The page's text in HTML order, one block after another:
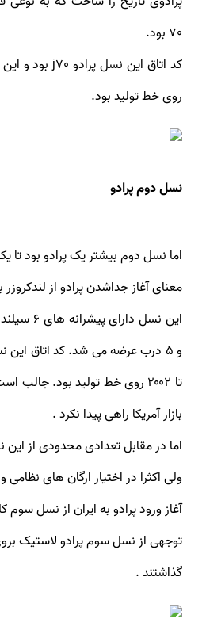
70 بود.
روی خط تولید بود.
نسل دوم پرادو
اما نسل دوم بیشتر یک پرادو بود تا
معنای آغاز جداشدن پرادو از لندکروزر
تا ۲۰۰۲ روی خط تولید بود.
بازار آمریکا راهی پیدا نکرد .
اما در مقابل تعدادی محدودی از این
ولی اکثرا در اختیار ارگان های نظامی
آغاز ورود پرادو به ایران از نسل سوم
توجهی از نسل سوم پرادو لاستیک
گذاشتند .